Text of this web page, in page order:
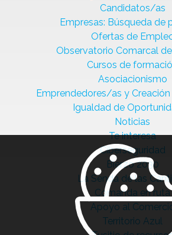
Candidatos/as
Empresas: Búsqueda de
Ofertas de
Observatorio Comarcal
Cursos de
Asociacionismo
Emprendedores/as y
Igualdad de
Noticias
Te interesa
Ciberseguridad
Bierzo 2030
La Senda de las
Comanda en ruta
Apoyo al
Territorio Azul